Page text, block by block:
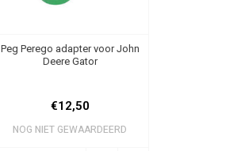
Peg Perego adapter voor John
Deere Gator
€12,50
NOG NIET GEWAARDEERD